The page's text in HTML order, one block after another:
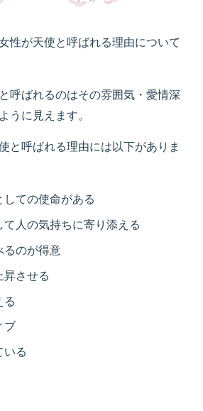
性が天使と呼ばれる理由について
呼ばれるのはその雰囲気・愛情深
うに見えます。
と呼ばれる理由には以下がありま
ての使命がある
人の気持ちに寄り添える
るのが得意
昇させる
る
ブ
いる